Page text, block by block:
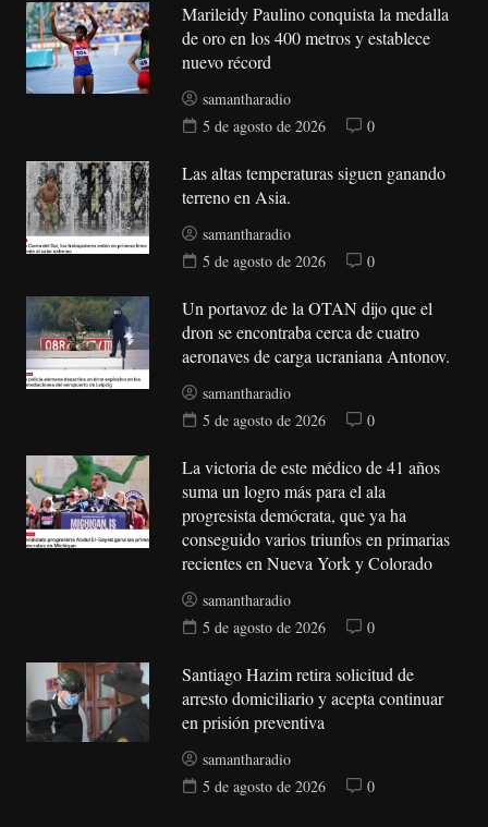
Marileidy Paulino conquista la medalla
de oro en los 400 metros y establece
nuevo récord
samantharadio
5 de agosto de 2026
0
Las altas temperaturas siguen ganando
terreno en Asia.
samantharadio
5 de agosto de 2026
0
Un portavoz de la OTAN dijo que el
dron se encontraba cerca de cuatro
aeronaves de carga ucraniana Antonov.
samantharadio
5 de agosto de 2026
0
La victoria de este médico de 41 años
suma un logro más para el ala
progresista demócrata, que ya ha
conseguido varios triunfos en primarias
recientes en Nueva York y Colorado
samantharadio
5 de agosto de 2026
0
Santiago Hazim retira solicitud de
arresto domiciliario y acepta continuar
en prisión preventiva
samantharadio
5 de agosto de 2026
0